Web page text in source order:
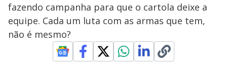
fazendo campanha para que o cartola deixe a
equipe. Cada um luta com as armas que tem,
não é mesmo?